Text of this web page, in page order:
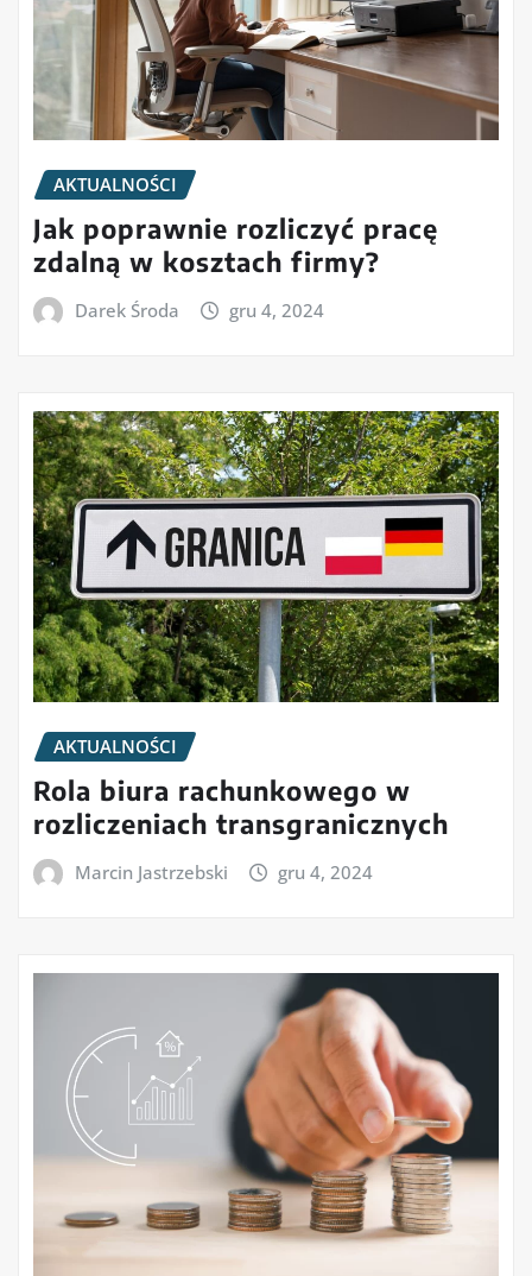
AKTUALNOŚCI
Jak poprawnie rozliczyć pracę
zdalną w kosztach firmy?
Darek Środa gru 4, 2024
AKTUALNOŚCI
Rola biura rachunkowego w
rozliczeniach transgranicznych
Marcin Jastrzebski gru 4, 2024